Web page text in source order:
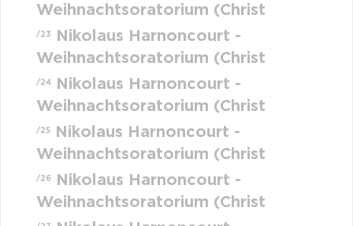
Weihnachtsoratorium (Christ
/23
Nikolaus Harnoncourt -
Weihnachtsoratorium (Christ
/24
Nikolaus Harnoncourt -
Weihnachtsoratorium (Christ
/25
Nikolaus Harnoncourt -
Weihnachtsoratorium (Christ
/26
Nikolaus Harnoncourt -
Weihnachtsoratorium (Christ